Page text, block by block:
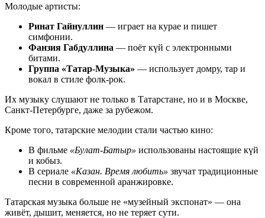
Молодые артисты:
Ринат Гайнуллин — играет на курае и пишет
симфонии.
Фанзия Габдуллина — поёт күй с электронными
битами.
Группа «Татар-Музыка» — использует домру, тар и
вокал в стиле фолк-рок.
Их музыку слушают не только в Татарстане, но и в Москве,
Санкт-Петербурге, даже за рубежом.
Кроме того, татарские мелодии стали частью кино:
В фильме «Булат-Батыр» использованы настоящие күй
и кобыз.
В сериале «Казан. Время любить» звучат традиционные
песни в современной аранжировке.
Татарская музыка больше не «музейный экспонат» — она
живёт, дышит, меняется, но не теряет сути.